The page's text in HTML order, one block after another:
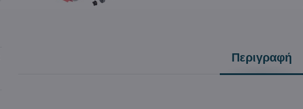
Περιγραφή